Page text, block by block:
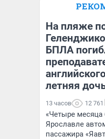
Блогер,
бизнесе
На пляже
БПЛА
летняя
13 часов 12 761
«Четыре
Ярославле
пассажира